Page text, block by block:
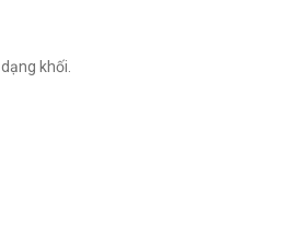
khối.